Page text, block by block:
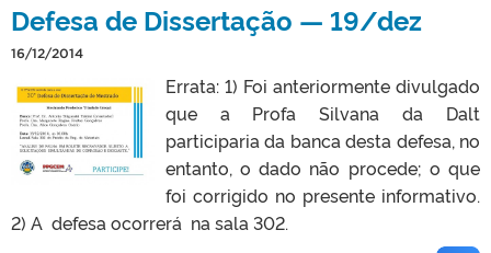
Defesa de Dissertação — 19/dez
16/12/2014
Errata: 1) Foi anteriormente divulgado
que a Profa Silvana da Dalt
participaria da banca desta defesa, no
entanto, o dado não procede; o que
foi corrigido no presente informativo.
2) A defesa ocorrerá na sala 302.